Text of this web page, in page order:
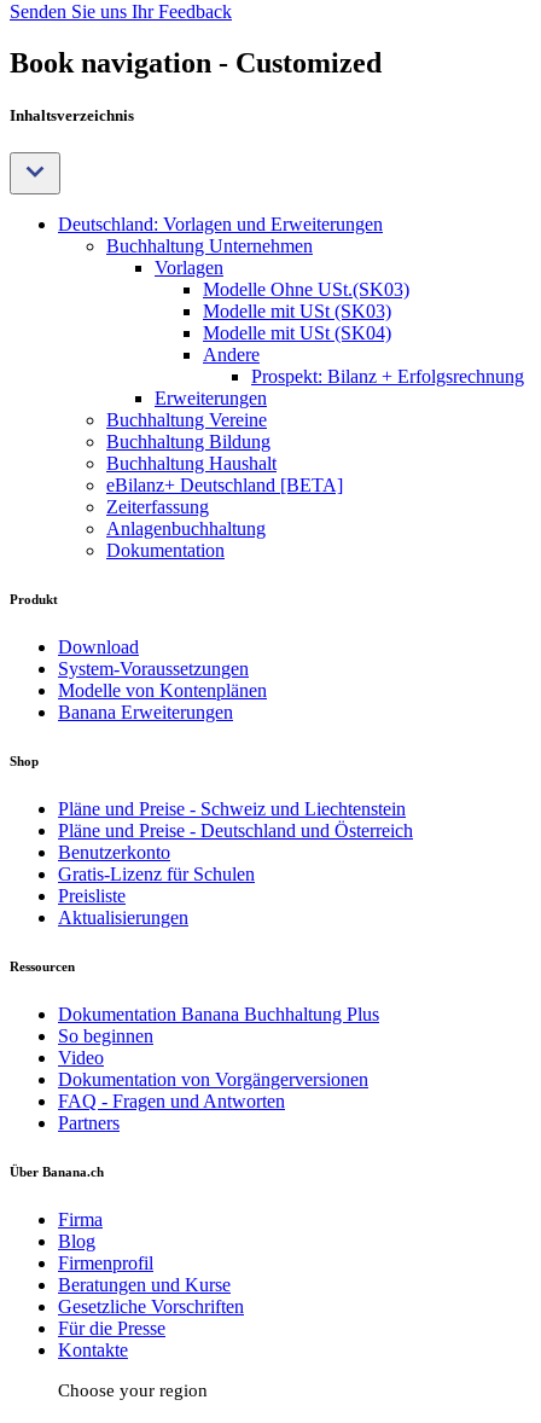
Senden Sie uns Ihr Feedback
Book navigation - Customized
Inhaltsverzeichnis
Deutschland: Vorlagen und Erweiterungen
Buchhaltung Unternehmen
Vorlagen
Modelle Ohne USt.(SK03)
Modelle mit USt (SK03)
Modelle mit USt (SK04)
Andere
Prospekt: Bilanz + Erfolgsrechnung
Erweiterungen
Buchhaltung Vereine
Buchhaltung Bildung
Buchhaltung Haushalt
eBilanz+ Deutschland [BETA]
Zeiterfassung
Anlagenbuchhaltung
Dokumentation
Produkt
Download
System-Voraussetzungen
Modelle von Kontenplänen
Banana Erweiterungen
Shop
Pläne und Preise - Schweiz und Liechtenstein
Pläne und Preise - Deutschland und Österreich
Benutzerkonto
Gratis-Lizenz für Schulen
Preisliste
Aktualisierungen
Ressourcen
Dokumentation Banana Buchhaltung Plus
So beginnen
Video
Dokumentation von Vorgängerversionen
FAQ - Fragen und Antworten
Partners
Über Banana.ch
Firma
Blog
Firmenprofil
Beratungen und Kurse
Gesetzliche Vorschriften
Für die Presse
Kontakte
Choose your region